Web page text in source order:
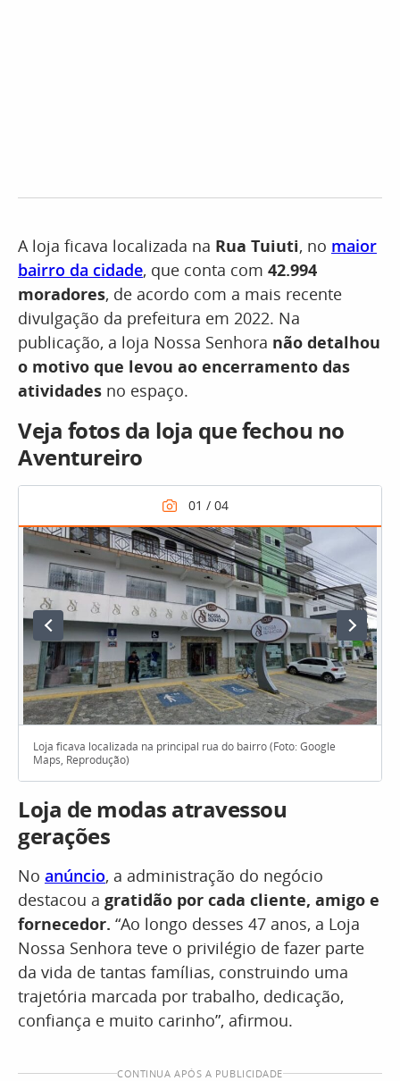
A loja ficava localizada na Rua Tuiuti, no maior
bairro da cidade, que conta com 42.994
moradores, de acordo com a mais recente
divulgação da prefeitura em 2022. Na
publicação, a loja Nossa Senhora não detalhou
o motivo que levou ao encerramento das
atividades no espaço.
Veja fotos da loja que fechou no
Aventureiro
Loja ficava localizada na principal rua do bairro (Foto: Google
Maps, Reprodução)
Loja de modas atravessou
gerações
No anúncio, a administração do negócio
destacou a gratidão por cada cliente, amigo e
fornecedor. “Ao longo desses 47 anos, a Loja
Nossa Senhora teve o privilégio de fazer parte
da vida de tantas famílias, construindo uma
trajetória marcada por trabalho, dedicação,
confiança e muito carinho”, afirmou.
CONTINUA APÓS A PUBLICIDADE